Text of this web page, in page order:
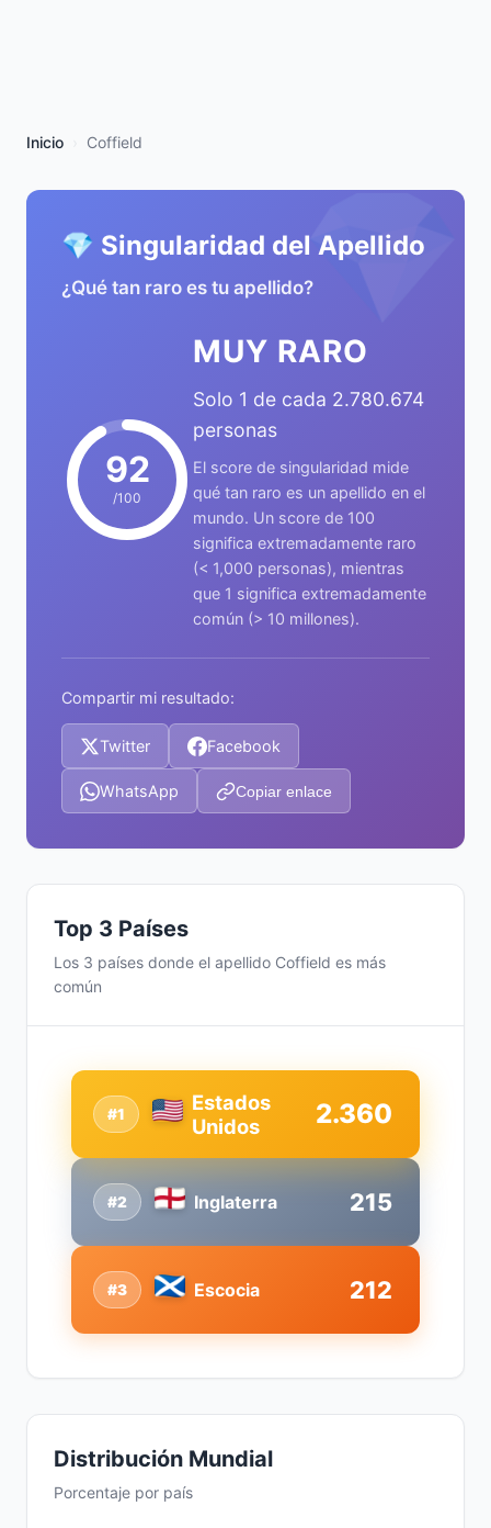
Inicio Coffield
💎
💎 Singularidad del Apellido
¿Qué tan raro es tu apellido?
92
/100
MUY RARO
Solo 1 de cada 2.780.674
personas
El score de singularidad mide
qué tan raro es un apellido en el
mundo. Un score de 100
significa extremadamente raro
(< 1,000 personas), mientras
que 1 significa extremadamente
común (> 10 millones).
Compartir mi resultado:
Twitter Facebook
WhatsApp Copiar enlace
Top 3 Países
Los 3 países donde el apellido Coffield es más
común
#2 Inglaterra 215
#1
Estados
Unidos
2.360
#3 Escocia 212
Distribución Mundial
Porcentaje por país